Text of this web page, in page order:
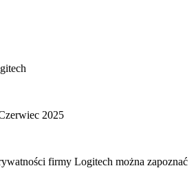
2025
firmy Logitech można zapoznać